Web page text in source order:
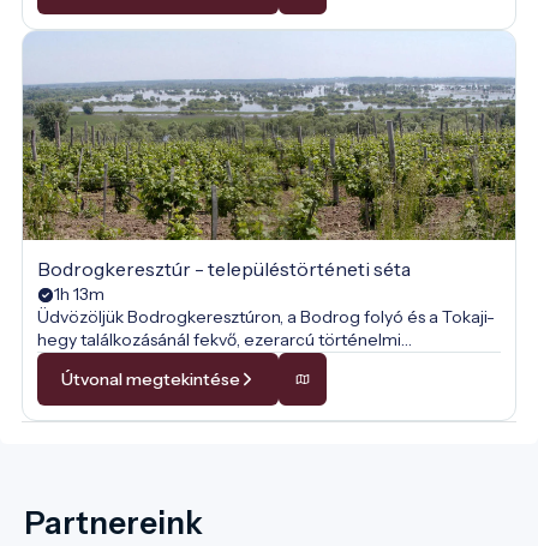
Bodrogkeresztúr - településtörténeti séta
1h 13m
Üdvözöljük Bodrogkeresztúron, a Bodrog folyó és a Tokaji-
hegy találkozásánál fekvő, ezerarcú történelmi
településen! Ez a séta nem csupán egy utazás a festői
zempléni tájban, hanem időutazás is, ahol lépten-nyomon
megelevenedik a múlt. Utunk során felfedezzük a
és a Tokaj-hegyaljai ember évszázados kultúrájáról!
Útvonal megtekintése
Partnereink